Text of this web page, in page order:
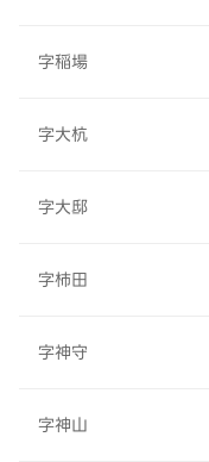
字稲場
字大杭
字大邸
字柿田
字神守
字神山